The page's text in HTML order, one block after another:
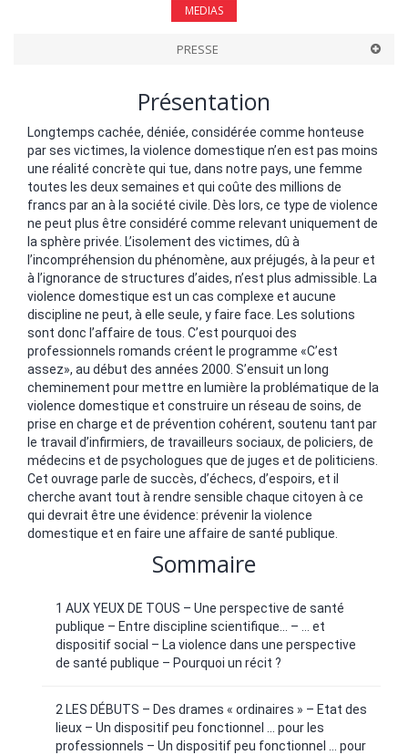
MEDIAS
PRESSE
Présentation
Longtemps cachée, déniée, considérée comme honteuse
par ses victimes, la violence domestique n’en est pas moins
une réalité concrète qui tue, dans notre pays, une femme
toutes les deux semaines et qui coûte des millions de
francs par an à la société civile. Dès lors, ce type de violence
ne peut plus être considéré comme relevant uniquement de
la sphère privée. L’isolement des victimes, dû à
l’incompréhension du phénomène, aux préjugés, à la peur et
à l’ignorance de structures d’aides, n’est plus admissible. La
violence domestique est un cas complexe et aucune
discipline ne peut, à elle seule, y faire face. Les solutions
sont donc l’affaire de tous. C’est pourquoi des
professionnels romands créent le programme «C’est
assez», au début des années 2000. S’ensuit un long
cheminement pour mettre en lumière la problématique de la
violence domestique et construire un réseau de soins, de
prise en charge et de prévention cohérent, soutenu tant par
le travail d’infirmiers, de travailleurs sociaux, de policiers, de
médecins et de psychologues que de juges et de politiciens.
Cet ouvrage parle de succès, d’échecs, d’espoirs, et il
cherche avant tout à rendre sensible chaque citoyen à ce
qui devrait être une évidence: prévenir la violence
domestique et en faire une affaire de santé publique.
Sommaire
1 AUX YEUX DE TOUS – Une perspective de santé
publique – Entre discipline scientifique… – … et
dispositif social – La violence dans une perspective
de santé publique – Pourquoi un récit ?
2 LES DÉBUTS – Des drames « ordinaires » – Etat des
lieux – Un dispositif peu fonctionnel … pour les
professionnels – Un dispositif peu fonctionnel … pour